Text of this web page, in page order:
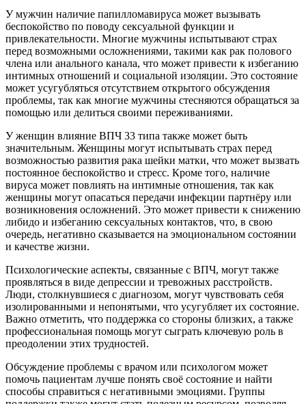
У мужчин наличие папилломавируса может вызывать
беспокойство по поводу сексуальной функции и
привлекательности. Многие мужчины испытывают страх
перед возможными осложнениями, такими как рак полового
члена или анального канала, что может привести к избеганию
интимных отношений и социальной изоляции. Это состояние
может усугубляться отсутствием открытого обсуждения
проблемы, так как многие мужчины стесняются обращаться за
помощью или делиться своими переживаниями.
У женщин влияние ВПЧ 33 типа также может быть
значительным. Женщины могут испытывать страх перед
возможностью развития рака шейки матки, что может вызвать
постоянное беспокойство и стресс. Кроме того, наличие
вируса может повлиять на интимные отношения, так как
женщины могут опасаться передачи инфекции партнёру или
возникновения осложнений. Это может привести к снижению
либидо и избеганию сексуальных контактов, что, в свою
очередь, негативно сказывается на эмоциональном состоянии
и качестве жизни.
Психологические аспекты, связанные с ВПЧ, могут также
проявляться в виде депрессии и тревожных расстройств.
Люди, столкнувшиеся с диагнозом, могут чувствовать себя
изолированными и непонятыми, что усугубляет их состояние.
Важно отметить, что поддержка со стороны близких, а также
профессиональная помощь могут сыграть ключевую роль в
преодолении этих трудностей.
Обсуждение проблемы с врачом или психологом может
помочь пациентам лучше понять своё состояние и найти
способы справиться с негативными эмоциями. Группы